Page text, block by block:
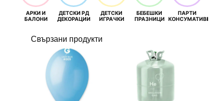
АРКИ И
БАЛОНИ
ДЕТСКИ РД
ДЕКОРАЦИИ
ДЕТСКИ
ИГРАЧКИ
БЕБЕШКИ
ПРАЗНИЦИ
ПАРТИ
КОНСУМАТИВИ
Свързани продукти